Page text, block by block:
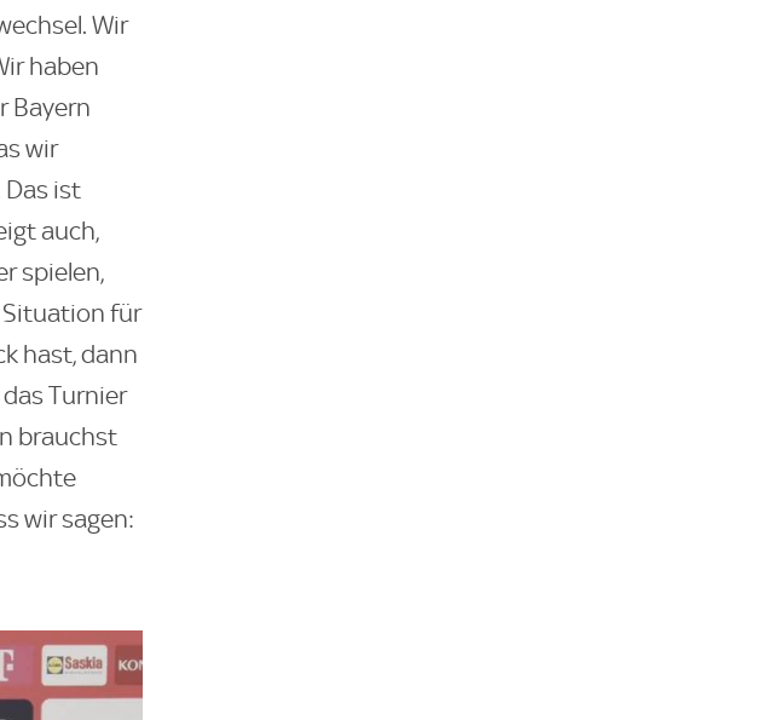
Wir
haben
Bayern
wir
Das ist
auch,
spielen,
Situation für
hast, dann
Turnier
brauchst
wir sagen: